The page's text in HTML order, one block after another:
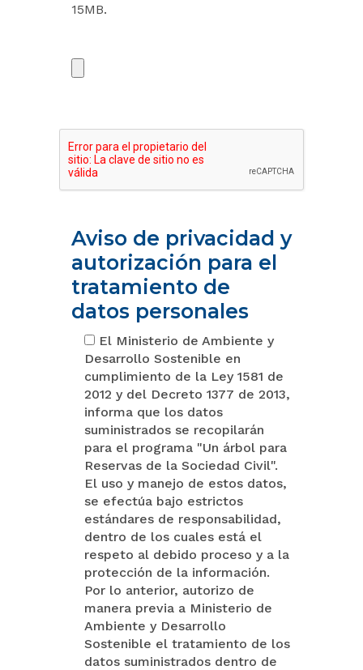
15MB.
Aviso de privacidad y
autorización para el
tratamiento de
datos personales
El Ministerio de Ambiente y
Desarrollo Sostenible en
cumplimiento de la Ley 1581 de
2012 y del Decreto 1377 de 2013,
informa que los datos
suministrados se recopilarán
para el programa "Un árbol para
Reservas de la Sociedad Civil".
El uso y manejo de estos datos,
se efectúa bajo estrictos
estándares de responsabilidad,
dentro de los cuales está el
respeto al debido proceso y a la
protección de la información.
Por lo anterior, autorizo de
manera previa a Ministerio de
Ambiente y Desarrollo
Sostenible el tratamiento de los
datos suministrados dentro de